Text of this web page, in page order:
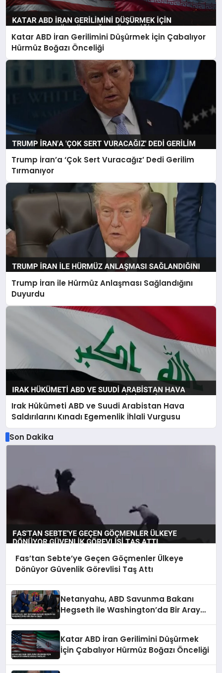
Katar ABD İran Gerilimini Düşürmek İçin Çabalıyor
Hürmüz Boğazı Önceliği
Trump İran’a ‘Çok Sert Vuracağız’ Dedi Gerilim
Tırmanıyor
Trump İran ile Hürmüz Anlaşması Sağlandığını
Duyurdu
Irak Hükümeti ABD ve Suudi Arabistan Hava
Saldırılarını Kınadı Egemenlik İhlali Vurgusu
Son Dakika
Fas’tan Sebte’ye Geçen Göçmenler Ülkeye
Dönüyor Güvenlik Görevlisi Taş Attı
Netanyahu, ABD Savunma Bakanı
Hegseth ile Washington’da Bir Araya
Katar ABD İran Gerilimini Düşürmek
İçin Çabalıyor Hürmüz Boğazı Önceliği